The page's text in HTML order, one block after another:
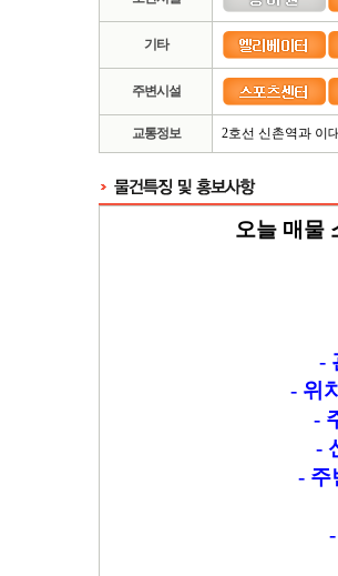
기타
주변시설
교통정보 2호선 신촌역과 이
오늘 매물
-
- 위
-
-
- 주